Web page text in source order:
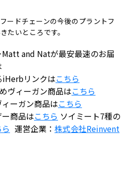
ードチェーンの今後のプラントフ
たいところです。
and Natが最安最速のお届
iHerbリンクはこちら
ヴィーガン商品はこちら
ーガン商品はこちら
商品はこちら ソイミート7種の
運営企業： 株式会社Reinvent